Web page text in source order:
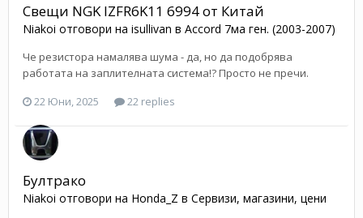
Свещи NGK IZFR6K11 6994 от Китай
Niakoi отговори на isullivan в Accord 7ма ген. (2003-2007)
Че резистора намалява шума - да, но да подобрява
работата на заплителната система!? Просто не пречи.
22 Юни, 2025
22 replies
Бултрако
Niakoi отговори на Honda_Z в Сервизи, магазини, цени